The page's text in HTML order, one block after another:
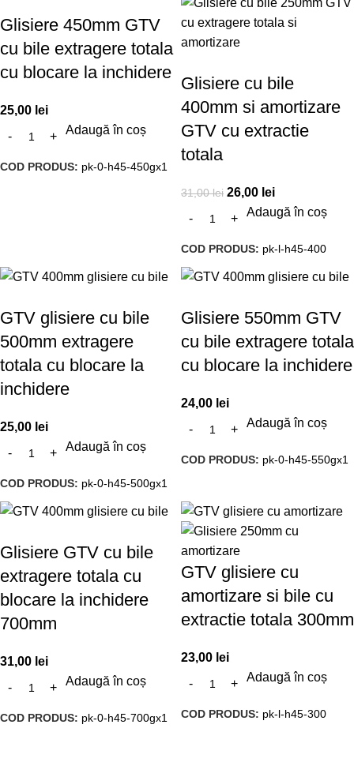
Glisiere 450mm GTV
cu bile extragere totala
cu blocare la inchidere
25,00 lei
Adaugă în coș
COD PRODUS: pk-0-h45-450gx1
Glisiere cu bile
400mm si amortizare
GTV cu extractie
totala
31,00lei 26,00 lei
Adaugă în coș
COD PRODUS: pk-l-h45-400
GTV glisiere cu bile
500mm extragere
totala cu blocare la
inchidere
25,00 lei
Adaugă în coș
COD PRODUS: pk-0-h45-500gx1
Glisiere 550mm GTV
cu bile extragere totala
cu blocare la inchidere
24,00 lei
Adaugă în coș
COD PRODUS: pk-0-h45-550gx1
Glisiere GTV cu bile
extragere totala cu
blocare la inchidere
700mm
31,00 lei
Adaugă în coș
COD PRODUS: pk-0-h45-700gx1
GTV glisiere cu
amortizare si bile cu
extractie totala 300mm
23,00 lei
Adaugă în coș
COD PRODUS: pk-l-h45-300